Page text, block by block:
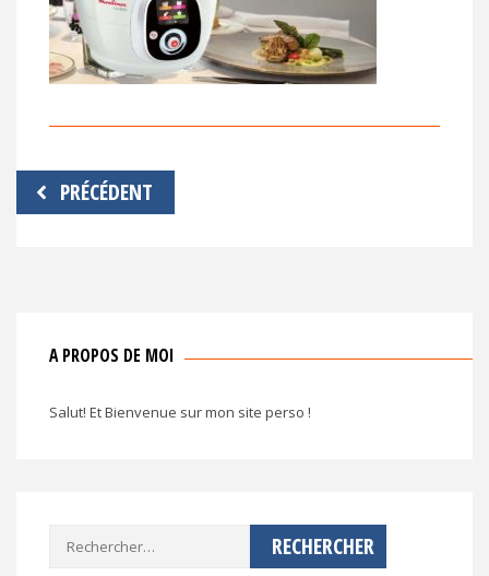
Navigation
de
PRÉCÉDENT
A PROPOS DE MOI
Salut! Et Bienvenue sur mon site perso !
Rechercher :